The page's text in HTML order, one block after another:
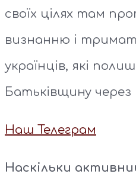
своїх цілях там
визнанню і
українців, які
Батьківщину через
Наш Телеграм
Наскільки